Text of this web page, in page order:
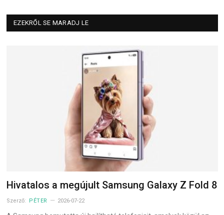
EZEKRŐL SE MARADJ LE
Hivatalos a megújult Samsung Galaxy Z Fold 8
Szerző: PÉTER 2026-07-22